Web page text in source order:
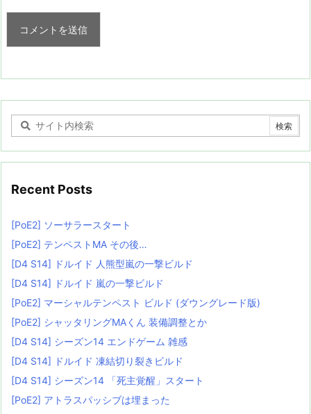
Recent Posts
[PoE2] ソーサラースタート
[PoE2] テンペストMA その後…
[D4 S14] ドルイド 人熊型嵐の一撃ビルド
[D4 S14] ドルイド 嵐の一撃ビルド
[PoE2] マーシャルテンペスト ビルド (ダウングレード版)
[PoE2] シャッタリングMAくん 装備調整とか
[D4 S14] シーズン14 エンドゲーム 雑感
[D4 S14] ドルイド 凍結切り裂きビルド
[D4 S14] シーズン14 「死主覚醒」スタート
[PoE2] アトラスパッシブは埋まった